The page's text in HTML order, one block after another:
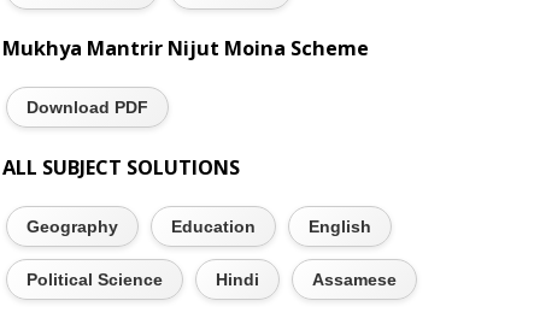
Mukhya Mantrir Nijut Moina Scheme
Download PDF
ALL SUBJECT SOLUTIONS
Geography Education English
Political Science Hindi Assamese